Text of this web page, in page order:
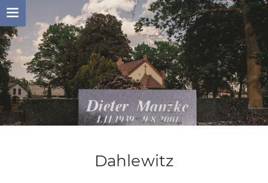
Skip
to
content
Dahlewitz